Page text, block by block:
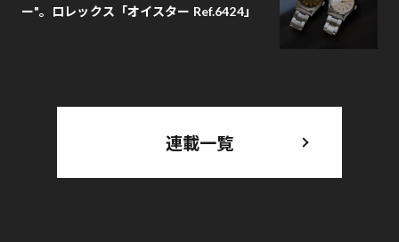
ー"。ロレックス「オイスター Ref.6424」
連載一覧